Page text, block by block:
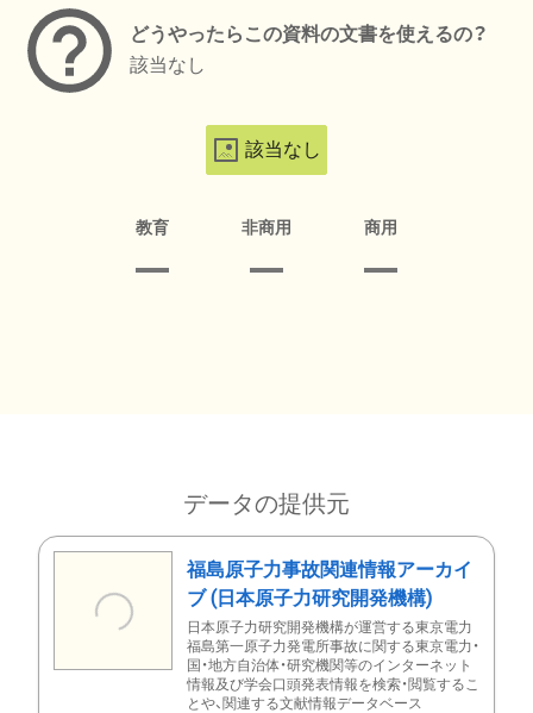
どうやったらこの資料の文書を使えるの？
該当なし
該当なし
教育 非商用 商用
データの提供元
福島原子力事故関連情報アーカイ
ブ (日本原子力研究開発機構)
日本原子力研究開発機構が運営する東京電力
福島第一原子力発電所事故に関する東京電力・
国・地方自治体・研究機関等のインターネット
情報及び学会口頭発表情報を検索・閲覧するこ
とや、関連する文献情報データベース